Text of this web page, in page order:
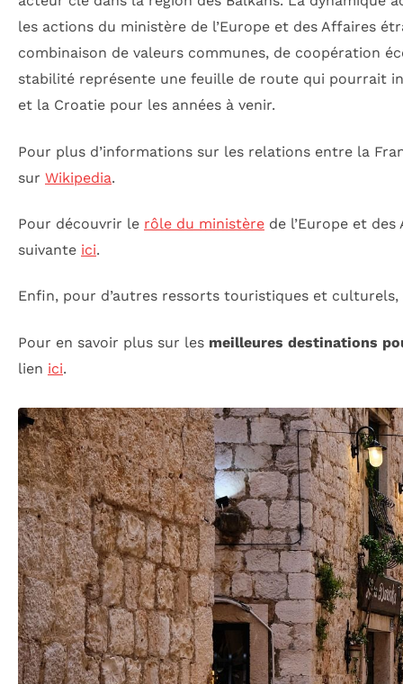
les actions du ministère de l’Europe et des Affaires
combinaison de valeurs communes, de coopération
stabilité représente une feuille de route qui pourrait
et la Croatie pour les années à venir.
Pour plus d’informations sur les relations entre la
sur Wikipedia.
Pour découvrir le rôle du ministère de l’Europe et
suivante ici.
Enfin, pour d’autres ressorts touristiques et
Pour en savoir plus sur les meilleures destinations
lien ici.